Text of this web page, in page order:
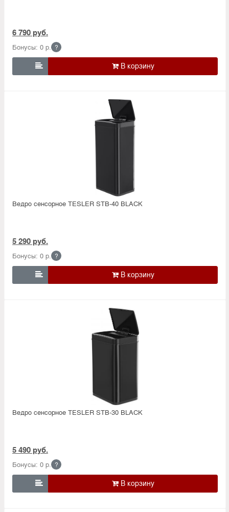
6 790 руб.
Бонусы: 0 р. ?

Ведро сенсорное TESLER STB-40 BLACK
5 290 руб.
Бонусы: 0 р. ?

Ведро сенсорное TESLER STB-30 BLACK
5 490 руб.
Бонусы: 0 р. ?
